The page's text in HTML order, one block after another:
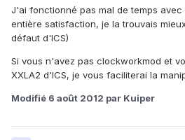
J'ai fonctionné pas mal de temps avec
entière satisfaction, je la trouvais
défaut d'ICS)
Si vous n'avez pas clockworkmod et
XXLA2 d'ICS, je vous faciliterai la
Modifié 6 août 2012 par Kuiper